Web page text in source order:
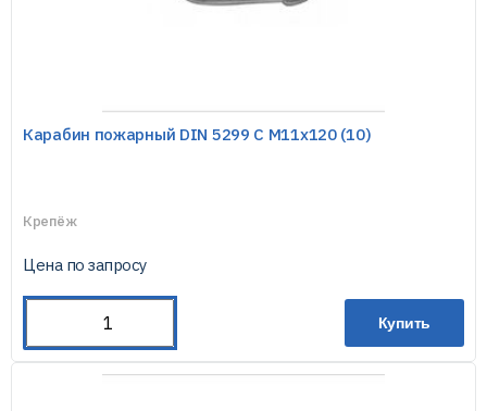
Карабин пожарный DIN 5299 С М11х120 (10)
Крепёж
Цена по запросу
Купить